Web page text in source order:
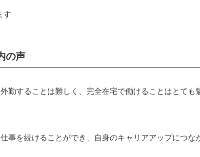
す
の声
勤することは難しく、完全在宅で働けることはとても
事を続けることができ、自身のキャリアアップにつな